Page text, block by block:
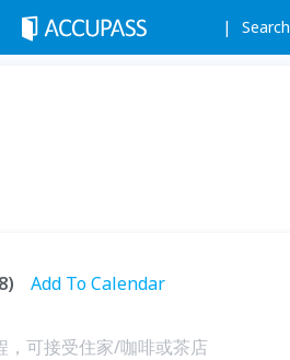
Search
Add To Calendar
可接受住家/咖啡或茶店